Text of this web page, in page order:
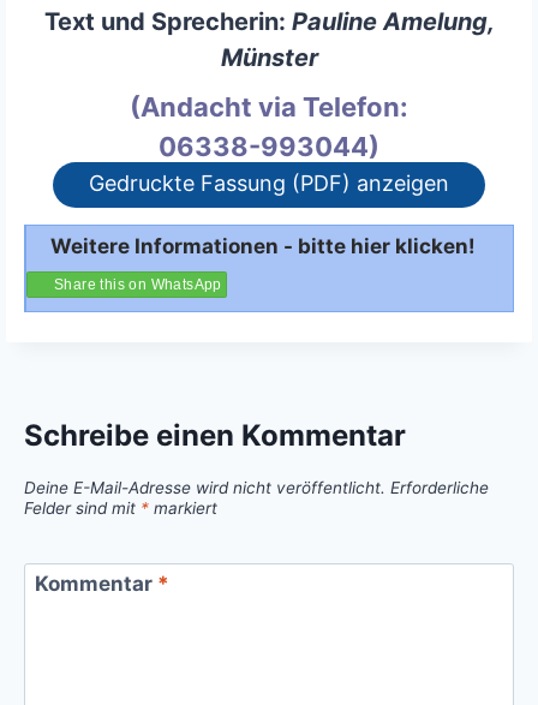
Text und Sprecherin: Pauline Amelung,
Münster
(Andacht via Telefon:
06338-993044)
Gedruckte Fassung (PDF) anzeigen
Weitere Informationen - bitte hier klicken!
Share this on WhatsApp
Schreibe einen Kommentar
Deine E-Mail-Adresse wird nicht veröffentlicht. Erforderliche
Felder sind mit * markiert
Kommentar *